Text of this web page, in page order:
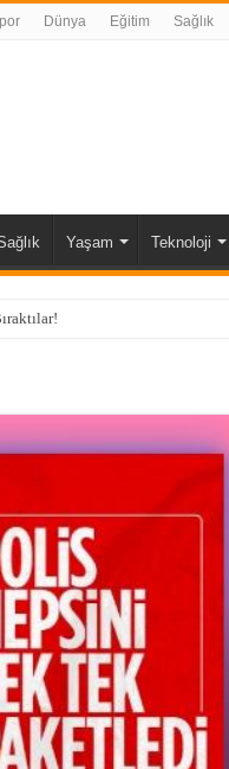
Dünya Eğitim Sağlık
Yaşam Teknoloji